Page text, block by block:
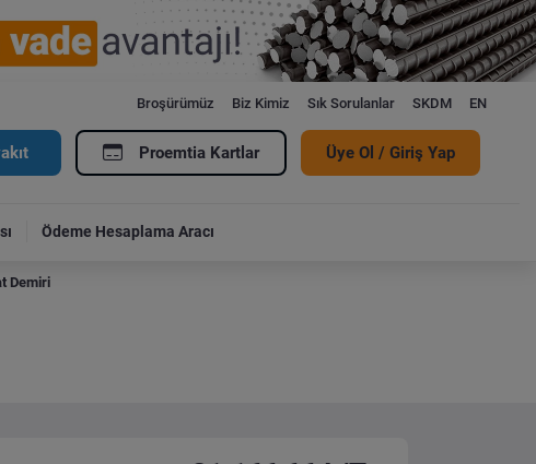
Broşürümüz Biz Kimiz Sık Sorulanlar SKDM EN
Proemtia Kartlar Üye Ol / Giriş Yap
Ödeme Hesaplama Aracı
Demiri